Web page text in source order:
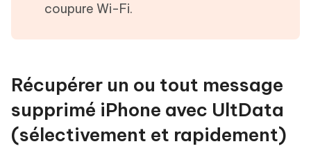
coupure Wi-Fi.
Récupérer un ou tout message
supprimé iPhone avec UltData
(sélectivement et rapidement)